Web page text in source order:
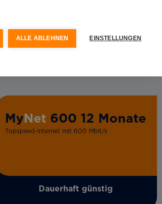
MyNet600 12 Monate
Topspeed-Internet mit 600 Mbit/s
Dauerhaft günstig
ALLE ABLEHNEN EINSTELLUNGEN